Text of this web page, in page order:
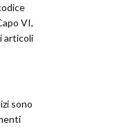
VI,
articoli
sono